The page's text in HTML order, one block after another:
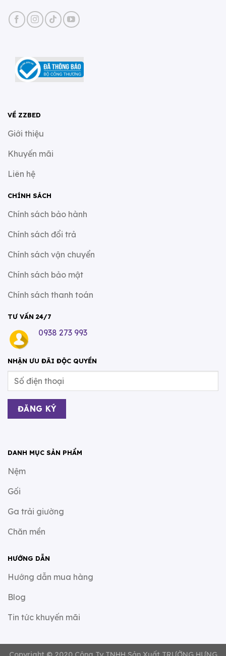
VỀ ZZBED
Giới thiệu
Khuyến mãi
Liên hệ
CHÍNH SÁCH
Chính sách bảo hành
Chính sách đổi trả
Chính sách vận chuyển
Chính sách bảo mật
Chính sách thanh toán
TƯ VẤN 24/7
0938 273 993
NHẬN ƯU ĐÃI ĐỘC QUYỀN
DANH MỤC SẢN PHẨM
Nệm
Gối
Ga trải giường
Chăn mền
HƯỚNG DẪN
Hướng dẫn mua hàng
Blog
Tin tức khuyến mãi